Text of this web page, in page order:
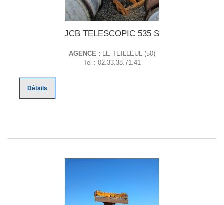
JCB TELESCOPIC 535 S
AGENCE :
LE TEILLEUL (50)
Tel : 02.33.38.71.41
Détails